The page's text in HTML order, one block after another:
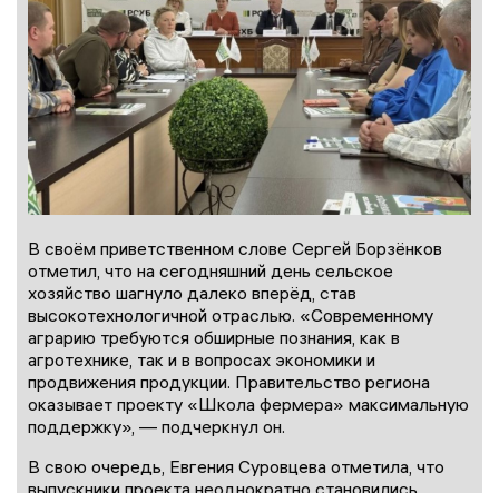
В своём приветственном слове Сергей Борзёнков
отметил, что на сегодняшний день сельское
хозяйство шагнуло далеко вперёд, став
высокотехнологичной отраслью. «Современному
аграрию требуются обширные познания, как в
агротехнике, так и в вопросах экономики и
продвижения продукции. Правительство региона
оказывает проекту «Школа фермера» максимальную
поддержку», — подчеркнул он.
В свою очередь, Евгения Суровцева отметила, что